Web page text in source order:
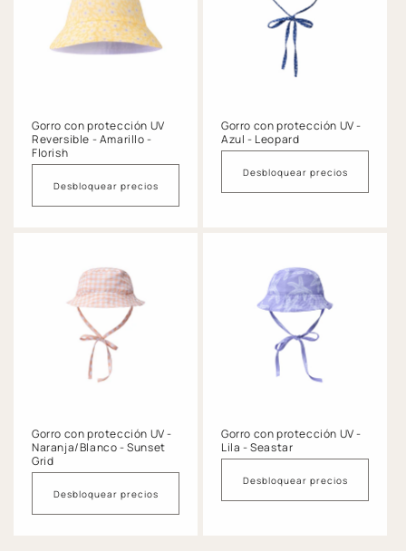
Gorro con protección UV
Reversible - Amarillo -
Florish
Desbloquear precios
Gorro con protección UV -
Azul - Leopard
Desbloquear precios
Gorro con protección UV -
Naranja/Blanco - Sunset
Grid
Desbloquear precios
Gorro con protección UV -
Lila - Seastar
Desbloquear precios